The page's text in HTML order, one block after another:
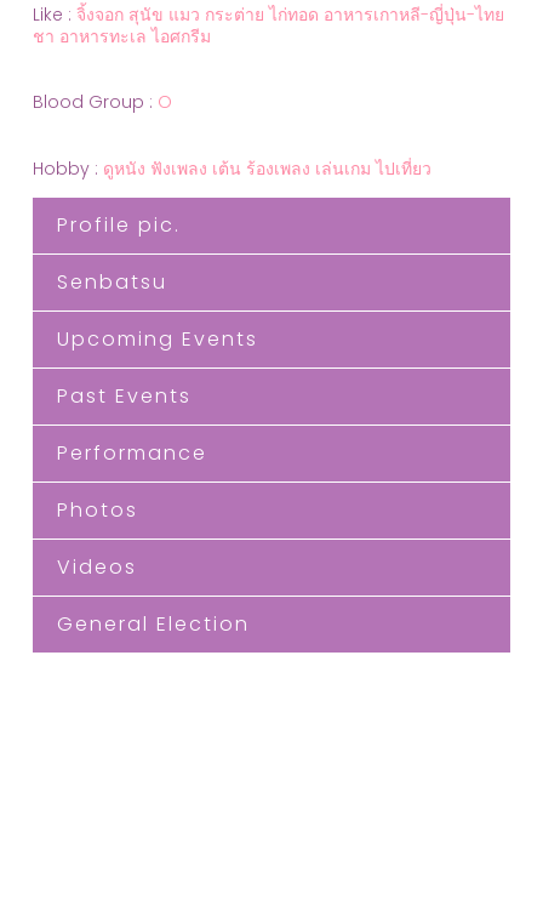
Like : จิ้งจอก สุนัข แมว กระต่าย ไก่ทอด อาหารเกาหลี-ญี่ปุ่น-ไทย
ชา อาหารทะเล ไอศกรีม
Blood Group : O
Hobby : ดูหนัง ฟังเพลง เต้น ร้องเพลง เล่นเกม ไปเที่ยว
Profile pic.
Senbatsu
Upcoming Events
Past Events
Performance
Photos
Videos
General Election